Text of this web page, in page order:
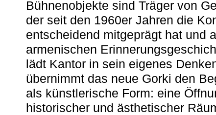
Bühnenobjekte sind Träger von
der seit den 1960er Jahren die
entscheidend mitgeprägt hat und
armenischen
lädt Kantor in sein eigenes
übernimmt das neue Gorki den
als künstlerische Form: eine
historischer und ästhetischer